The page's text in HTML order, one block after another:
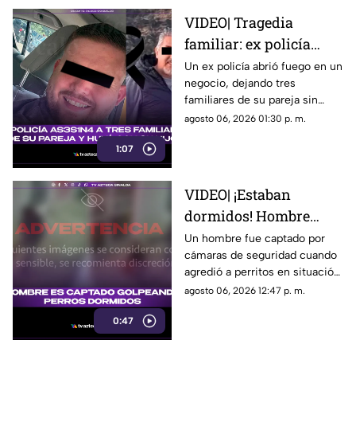
1:07
VIDEO| Tragedia
familiar: ex policía
asesina a tres
familiares de su pareja
y huyó con su hijo
Un ex policía abrió fuego en un
negocio, dejando tres
familiares de su pareja sin
vida, para después sustraer a
agosto 06, 2026 01:30 p. m.
0:47
VIDEO| ¡Estaban
dormidos! Hombre
patea perritos en
situación de calle
Un hombre fue captado por
cámaras de seguridad cuando
agredió a perritos en situación
de calle en Tonalá, Jalisco,
agosto 06, 2026 12:47 p. m.